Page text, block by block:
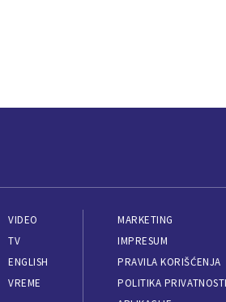
VIDEO
TV
ENGLISH
VREME
MARKETING
IMPRESUM
PRAVILA KORIŠĆENJA
POLITIKA PRIVATNOSTI